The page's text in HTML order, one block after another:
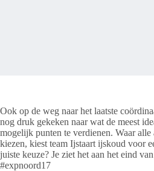
Ook op de weg naar het laatste
nog druk gekeken naar wat de meest
mogelijk punten te verdienen. Waar alle
kiezen, kiest team Ijstaart ijskoud voor
juiste keuze? Je ziet het aan het eind
#expnoord17